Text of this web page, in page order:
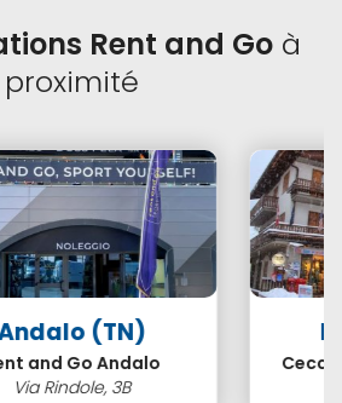
Rent and Goà
proximité
(TN)
and Go Andalo
Via Rindole, 3B